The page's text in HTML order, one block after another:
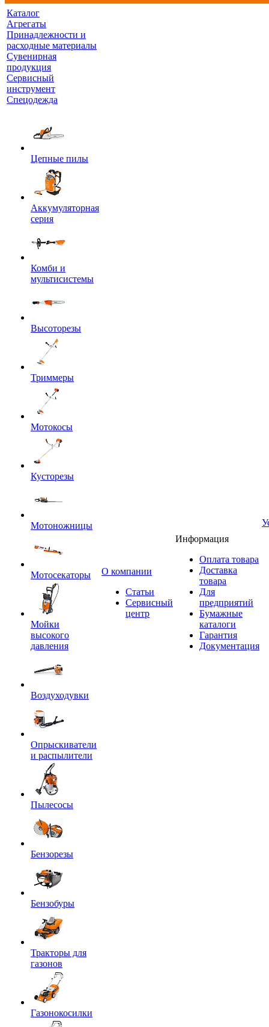
Каталог
Агрегаты
Принадлежности и
расходные материалы
Сувенирная
продукция
Сервисный
инструмент
Спецодежда
Цепные пилы
Аккумуляторная
серия
Комби и
мультисистемы
Высоторезы
Триммеры
Мотокосы
Кусторезы
Мотоножницы
Мотосекаторы
Мойки
высокого
давления
Воздуходувки
Опрыскиватели
и распылители
Пылесосы
Бензорезы
Бензобуры
Тракторы для
газонов
Газонокосилки
O компании
Статьи
Сервисный
центр
Информация
Оплата товара
Доставка
товара
Для
предприятий
Бумажные
каталоги
Гарантия
Документация